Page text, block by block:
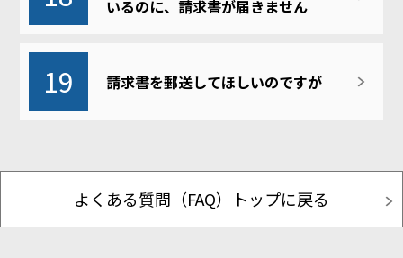
いるのに、請求書が届きません
19 請求書を郵送してほしいのですが
よくある質問（FAQ）トップに戻る